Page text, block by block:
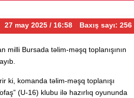
27 may 2025 / 16:58 Baxış sayı: 256
milli Bursada təlim-məşq toplanışının
ki, komanda təlim-məşq toplanışı
(U-16) klubu ilə hazırlıq oyununda